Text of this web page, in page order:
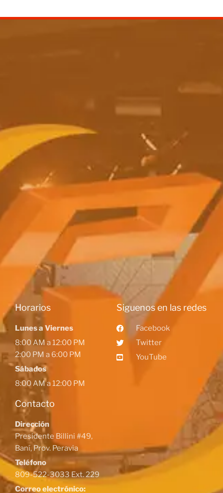
Horarios
Lunes a Viernes
8:00 AM a 12:00 PM
2:00 PM a 6:00 PM
Sábados
8:00 AM a 12:00 PM
Contacto
Dirección
Presidente Billini #49,
Baní, Prov. Peravia
Teléfono
809-522-3033 Ext. 229
Correo electrónico:
Siguenos en las redes
Facebook
Twitter
YouTube